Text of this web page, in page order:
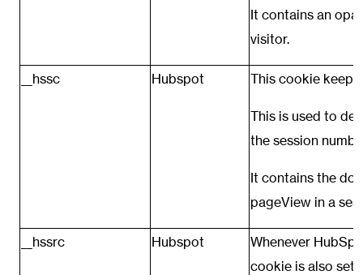
It contains an
visitor.
__hssc Hubspot This cookie
This is used to
the session
It contains the
pageView in a
__hssrc Hubspot
Whenever
cookie is also set